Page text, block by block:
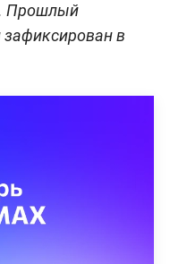
Прошлый
в